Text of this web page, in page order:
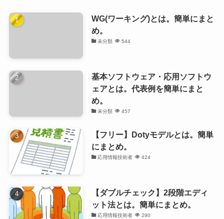
WG(ワーキング)とは。簡単にまと
め。
未分類 544
基本ソフトウェア・応用ソフトウ
ェアとは。代表例を簡単にまと
め。
未分類 457
【フリー】Dotyモデルとは。簡単
にまとめ。
応用情報技術者 424
【ダブルチェック】2段階エディ
ット法とは。簡単にまとめ。
応用情報技術者 290